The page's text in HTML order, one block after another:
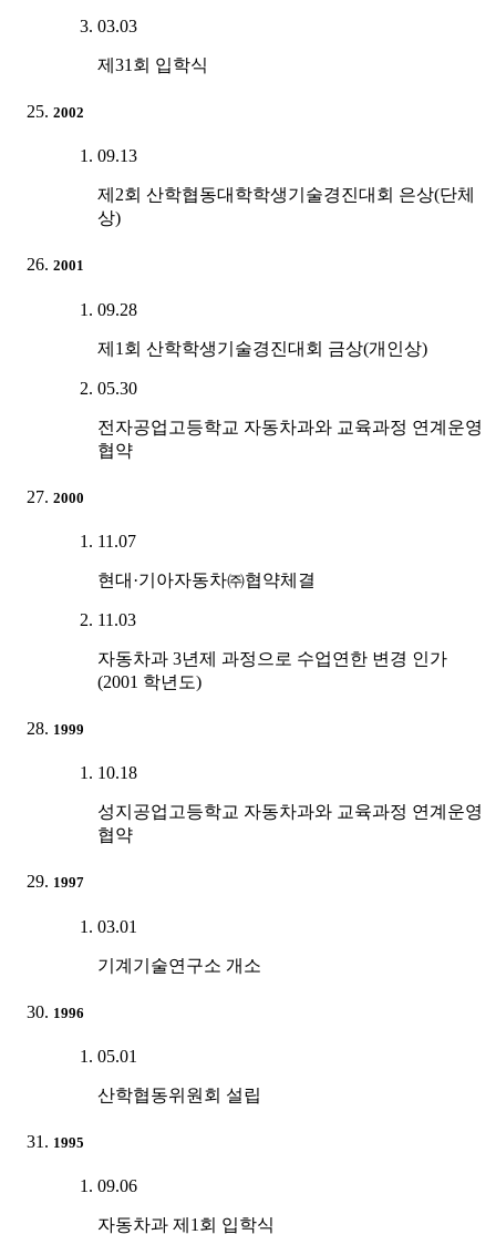
03.03
제31회 입학식
2002
09.13
제2회 산학협동대학학생기술경진대회 은상(단체
상)
2001
09.28
제1회 산학학생기술경진대회 금상(개인상)
05.30
전자공업고등학교 자동차과와 교육과정 연계운영
협약
2000
11.07
현대·기아자동차㈜협약체결
11.03
자동차과 3년제 과정으로 수업연한 변경 인가
(2001 학년도)
1999
10.18
성지공업고등학교 자동차과와 교육과정 연계운영
협약
1997
03.01
기계기술연구소 개소
1996
05.01
산학협동위원회 설립
1995
09.06
자동차과 제1회 입학식